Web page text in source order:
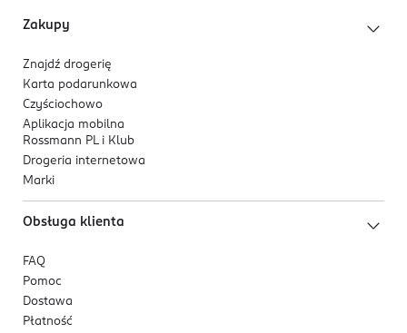
Lekki, rzadki żel, który szybko się wchłania i nie
obciąża skóry. pH 3,5–3,9.
Formuła wegańska, cruelty-free, bezzapachowa, bez
olejków eterycznych i glutenu. Bezpieczna dla kobiet w
ciąży i przy Malassezia.
Zakupy
Znajdź drogerię
Karta podarunkowa
Czyściochowo
Aplikacja mobilna
Rossmann PL i Klub
Drogeria internetowa
Marki
Obsługa klienta
FAQ
Pomoc
Dostawa
Płatność